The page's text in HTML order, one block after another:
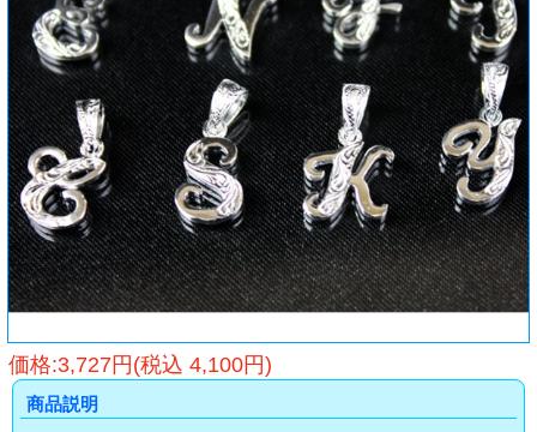
価格:3,727円(税込 4,100円)
商品説明